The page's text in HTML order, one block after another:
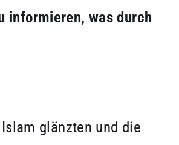
informieren, was durch
glänzten und die